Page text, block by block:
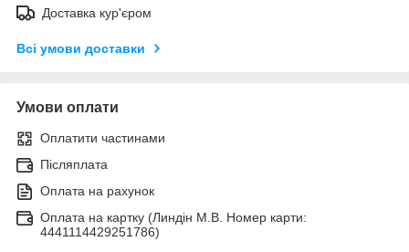
Доставка кур'єром
Всі умови доставки
Умови оплати
Оплатити частинами
Післяплата
Оплата на рахунок
Оплата на картку (Линдін М.В. Номер карти:
4441114429251786)